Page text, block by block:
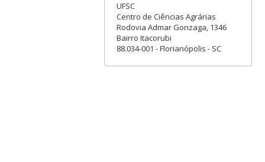
UFSC
Centro de Ciências Agrárias
Rodovia Admar Gonzaga, 1346
Bairro Itacorubi
88.034-001 - Florianópolis - SC